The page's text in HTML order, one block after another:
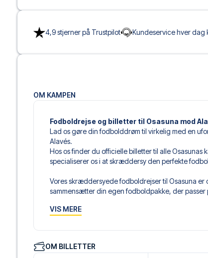
4,9 stjerner på Trustpilot Kundeservice hver dag
OM KAMPEN
Fodboldrejse og billetter til Osasuna mod
Lad os gøre din fodbolddrøm til virkelig med en
Alavés.
Hos os finder du officielle billetter til alle
specialiserer os i at skræddersy den perfekte
Vores skræddersyede fodboldrejser til Osasuna
sammensætter din egen fodboldpakke, der
det er en hospitality-billet. En hospitality-billet, er
du vælger billettypen, og på dine rejsedokumenter.
VIS MERE
OM BILLETTER